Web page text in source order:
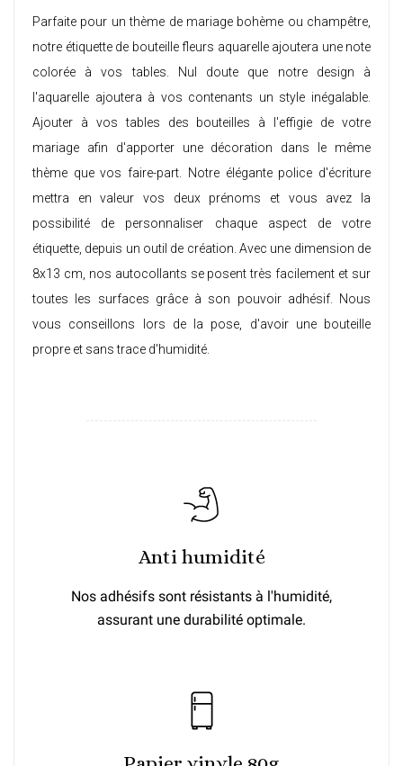
Parfaite pour un thème de mariage bohème ou champêtre,
notre étiquette de bouteille fleurs aquarelle ajoutera une note
colorée à vos tables. Nul doute que notre design à
l'aquarelle ajoutera à vos contenants un style inégalable.
Ajouter à vos tables des bouteilles à l'effigie de votre
mariage afin d'apporter une décoration dans le même
thème que vos faire-part. Notre élégante police d'écriture
mettra en valeur vos deux prénoms et vous avez la
possibilité de personnaliser chaque aspect de votre
étiquette, depuis un outil de création. Avec une dimension de
8x13 cm, nos autocollants se posent très facilement et sur
toutes les surfaces grâce à son pouvoir adhésif. Nous
vous conseillons lors de la pose, d'avoir une bouteille
propre et sans trace d'humidité.
Anti humidité
Nos adhésifs sont résistants à l'humidité,
assurant une durabilité optimale.